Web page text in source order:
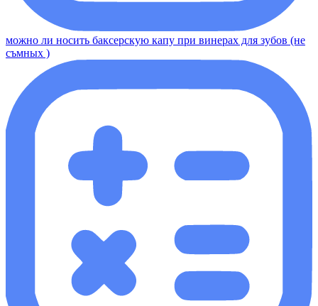
можно ли носить баксерскую капу при винерах для зубов (не
съмных )​